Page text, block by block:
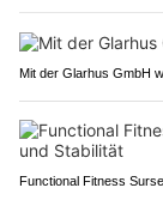
Mit der Glarhus GmbH
Functional Fitness